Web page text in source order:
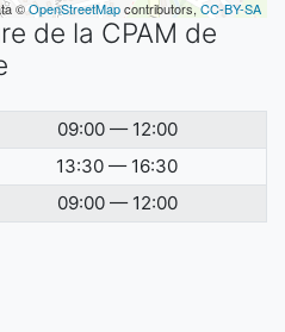
©OpenStreetMapcontributors,CC-BY-SA
de la CPAM de
09:00 — 12:00
13:30 — 16:30
09:00 — 12:00